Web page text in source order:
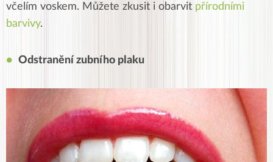
včelím voskem. Můžete zkusit i obarvit přírodními
barvivy.
Odstranění zubního plaku